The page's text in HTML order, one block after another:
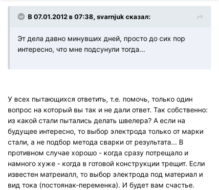
В 07.01.2012 в 07:38, svarnjuk сказал:
Эт дела давно минувших дней, просто до сих пор
интересно, что мне подсунули тогда...
У всех пытающихся ответить, т.е. помочь, только один
вопрос на который вы так и не дали ответ. Так собственно:
из какой стали пытались делать швелера? А если на
будущее интересно, то выбор электрода только от марки
стали, а не подбор метода сварки от результата... В
противном случае хорошо - когда сразу потрещало и
намного хуже - когда в готовой конструкции трещит. Если
известен матреиалл, то выбор электрода под материал и
вид тока (постоянак-переменка). И будет вам счастье.